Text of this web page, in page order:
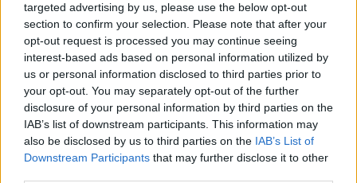
targeted advertising by us, please use the below opt-out
section to confirm your selection. Please note that after your
opt-out request is processed you may continue seeing
interest-based ads based on personal information utilized by
us or personal information disclosed to third parties prior to
your opt-out. You may separately opt-out of the further
disclosure of your personal information by third parties on the
IAB’s list of downstream participants. This information may
also be disclosed by us to third parties on the IAB’s List of
Downstream Participants that may further disclose it to other
των τραυματισμών.
Έτσι,τραύματαμπορεί να περάσουν απαρατήρητα
και να οδηγήσουν σε μολύνσεις ή πληγές που δεν
επουλώνονται.
Οι ειδικοίτονίζουν ότι η έγκαιρη παρακολούθηση